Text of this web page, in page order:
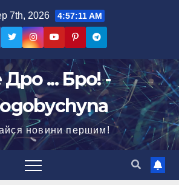
7th, 2026 4:57:13 AM
... Бро! -
новини першим!